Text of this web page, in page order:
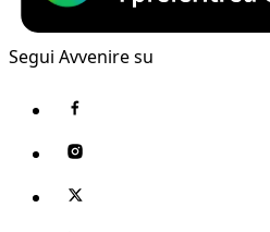
Segui Avvenire su